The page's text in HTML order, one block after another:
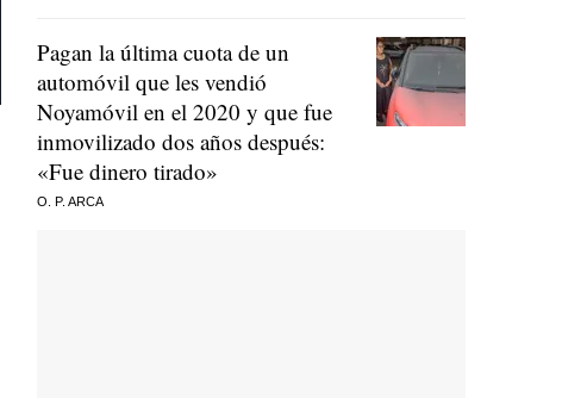
Pagan la última cuota de un
automóvil que les vendió
Noyamóvil en el 2020 y que fue
inmovilizado dos años después:
«Fue dinero tirado»
O. P. ARCA